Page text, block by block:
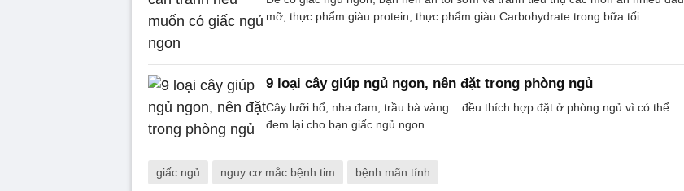
mỡ, thực phẩm giàu protein, thực phẩm giàu Carbohydrate trong bữa tối.
9 loại cây giúp ngủ ngon, nên đặt trong phòng ngủ
Cây lưỡi hổ, nha đam, trầu bà vàng... đều thích hợp đặt ở phòng ngủ vì có thể
đem lại cho bạn giấc ngủ ngon.
giấc ngủ nguy cơ mắc bệnh tim bệnh mãn tính